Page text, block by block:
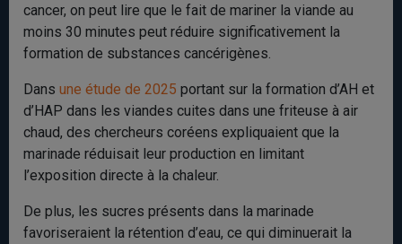
cancer, on peut lire que le fait de mariner la viande au
moins 30 minutes peut réduire significativement la
formation de substances cancérigènes.
Dans une étude de 2025 portant sur la formation d’AH et
d’HAP dans les viandes cuites dans une friteuse à air
chaud, des chercheurs coréens expliquaient que la
marinade réduisait leur production en limitant
l’exposition directe à la chaleur.
De plus, les sucres présents dans la marinade
favoriseraient la rétention d’eau, ce qui diminuerait la